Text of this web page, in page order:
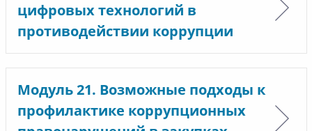
цифровых технологий в
противодействии коррупции
Модуль 21. Возможные подходы к
профилактике коррупционных